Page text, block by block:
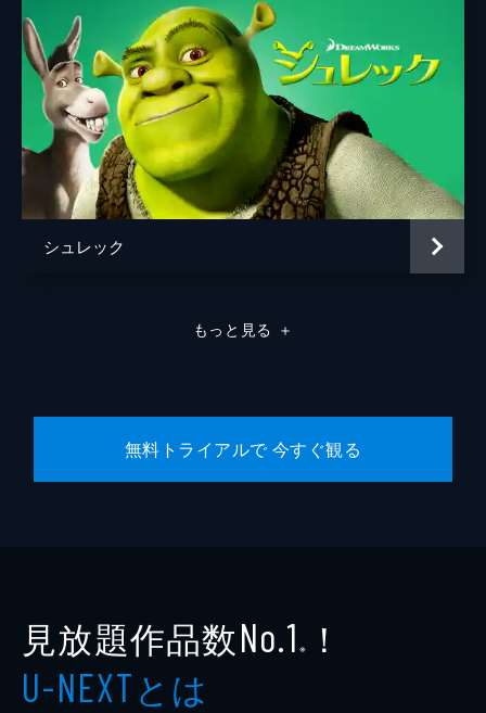
シュレック
もっと見る ＋
無料トライアルで 今すぐ観る
見放題作品数No.1 ※ ！
U-NEXTとは